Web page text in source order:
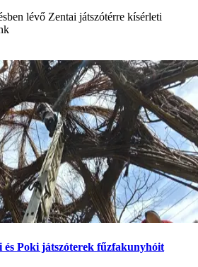
lévő Zentai játszótérre kísérleti
és Poki játszóterek fűzfakunyhóit